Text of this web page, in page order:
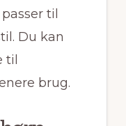
til
Du kan
til
brug.